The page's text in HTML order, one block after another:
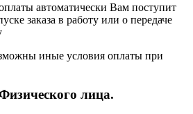
автоматически Вам поступит
заказа в работу или о передаче
иные условия оплаты при
лица.